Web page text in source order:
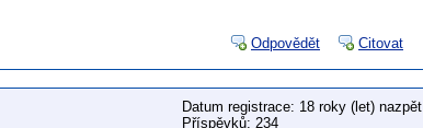
Odpovědět Citovat
Datum registrace: 18 roky (let) nazpět
Příspěvků: 234